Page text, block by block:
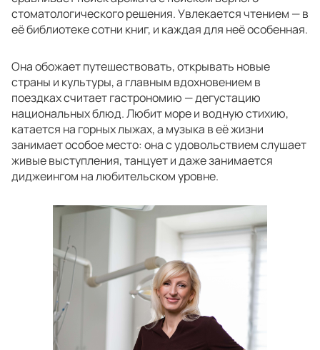
стоматологического решения. Увлекается чтением — в
её библиотеке сотни книг, и каждая для неё особенная.
Она обожает путешествовать, открывать новые
страны и культуры, а главным вдохновением в
поездках считает гастрономию — дегустацию
национальных блюд. Любит море и водную стихию,
катается на горных лыжах, а музыка в её жизни
занимает особое место: она с удовольствием слушает
живые выступления, танцует и даже занимается
диджеингом на любительском уровне.